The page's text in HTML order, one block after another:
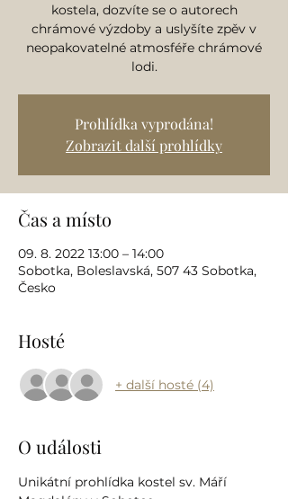
kostela, dozvíte se o autorech
chrámové výzdoby a uslyšíte zpěv v
neopakovatelné atmosféře chrámové
lodi.
Prohlídka vyprodána!
Zobrazit další prohlídky
Čas a místo
09. 8. 2022 13:00 – 14:00
Sobotka, Boleslavská, 507 43 Sobotka,
Česko
Hosté
+ další hosté (4)
O události
Unikátní prohlídka kostel sv. Máří